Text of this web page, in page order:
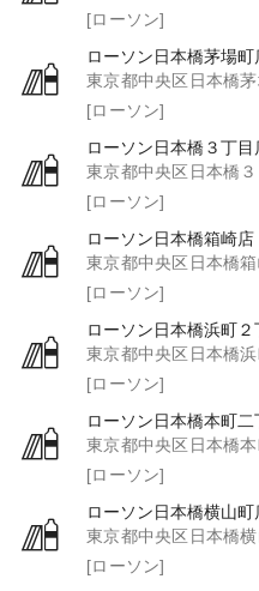
[ローソン]
ローソン日本橋茅場町
東京都中央区日本橋
[ローソン]
ローソン日本橋３丁目
東京都中央区日本橋３
[ローソン]
ローソン日本橋箱崎店
東京都中央区日本橋
[ローソン]
ローソン日本橋浜町２
東京都中央区日本橋
[ローソン]
ローソン日本橋本町二
東京都中央区日本橋
[ローソン]
ローソン日本橋横山町
東京都中央区日本橋
[ローソン]